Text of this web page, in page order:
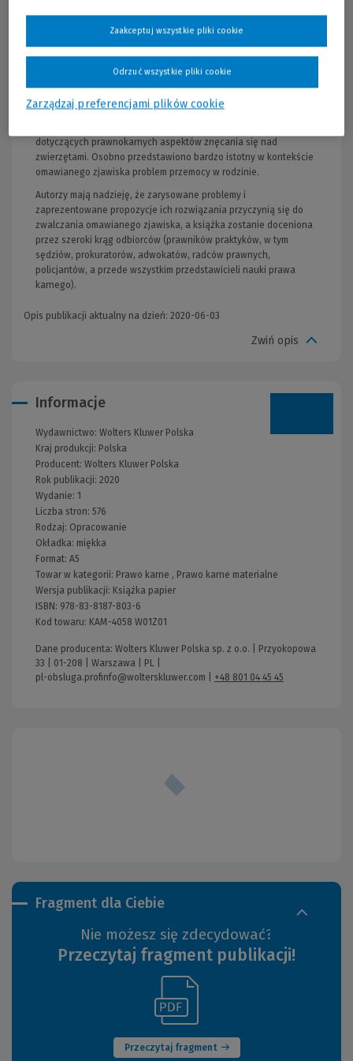
konstytucyjnych i międzynarodowych, ochrony praw
pokrzywdzonego przemocą domową w orzecznictwie ETPCz, a
następstw znęcania się,
zagadnień prawnoporównawczych oraz procesowych.
Przedstawiono ponadto przestępstwo znęcania się z art. 207 § 1
dotyczących prawnokarnych aspektów znęcania się nad
zwierzętami. Osobno przedstawiono bardzo istotny w kontekście
omawianego zjawiska problem przemocy w rodzinie.
Autorzy mają nadzieję, że zarysowane problemy i
zaprezentowane propozycje ich rozwiązania przyczynią się do
zwalczania omawianego zjawiska, a książka zostanie doceniona
przez szeroki krąg odbiorców (prawników praktyków, w tym
sędziów, prokuratorów, adwokatów, radców prawnych,
policjantów, a przede wszystkim przedstawicieli nauki prawa
karnego).
Opis publikacji aktualny na dzień: 2020-06-03
Zwiń opis
Fragment dla Ciebie
Nie możesz się zdecydować?
Przeczytaj fragment publikacji!
Przeczytaj fragment
(Nowe
okno)
innej
strony)
Informacje
Wydawnictwo: Wolters Kluwer Polska
Kraj produkcji: Polska
Producent: Wolters Kluwer Polska
Rok publikacji: 2020
Wydanie: 1
Liczba stron: 576
Rodzaj: Opracowanie
Okładka: miękka
Format: A5
Towar w kategorii: Prawo karne , Prawo karne materialne
Wersja publikacji: Książka papier
ISBN: 978-83-8187-803-6
Kod towaru: KAM-4058 W01Z01
Dane producenta: Wolters Kluwer Polska sp. z o.o. | Przyokopowa
33 | 01-208 | Warszawa | PL |
pl-obsluga.profinfo@wolterskluwer.com
+48 801 04 45 45
Zarządzaj preferencjami plików cookie
Odrzuć wszystkie pliki cookie
Zaakceptuj wszystkie pliki cookie